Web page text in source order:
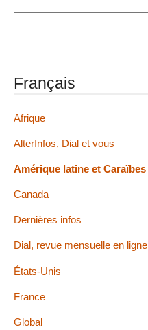
Français
Afrique
AlterInfos, Dial et vous
Amérique latine et Caraïbes
Canada
Dernières infos
Dial, revue mensuelle en ligne
États-Unis
France
Global